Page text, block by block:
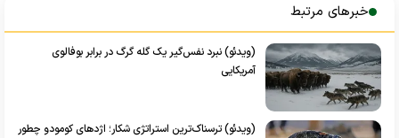
خبرهای مرتبط
(ویدئو) نبرد نفس‌گیر یک گله گرگ در برابر بوفالوی
آمریکایی
(ویدئو) ترسناک‌ترین استراتژی شکار؛ اژد‌های کومودو چطور